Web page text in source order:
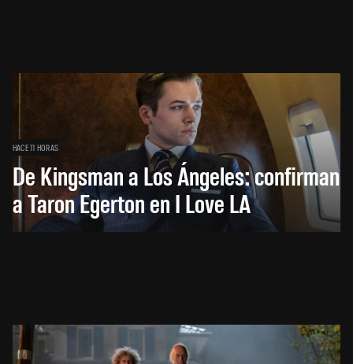
HACE 11 HORAS
De Kingsman a Los Ángeles: confirman
a Taron Egerton en I Love LA